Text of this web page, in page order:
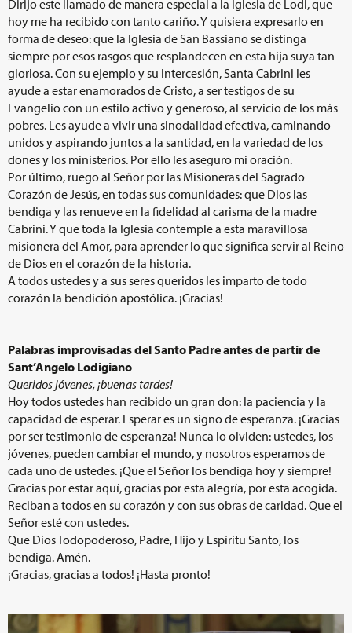
Dirijo este llamado de manera especial a la Iglesia de Lodi, que
hoy me ha recibido con tanto cariño. Y quisiera expresarlo en
forma de deseo: que la Iglesia de San Bassiano se distinga
siempre por esos rasgos que resplandecen en esta hija suya tan
gloriosa. Con su ejemplo y su intercesión, Santa Cabrini les
ayude a estar enamorados de Cristo, a ser testigos de su
Evangelio con un estilo activo y generoso, al servicio de los más
pobres. Les ayude a vivir una sinodalidad efectiva, caminando
unidos y aspirando juntos a la santidad, en la variedad de los
dones y los ministerios. Por ello les aseguro mi oración.
Por último, ruego al Señor por las Misioneras del Sagrado
Corazón de Jesús, en todas sus comunidades: que Dios las
bendiga y las renueve en la fidelidad al carisma de la madre
Cabrini. Y que toda la Iglesia contemple a esta maravillosa
misionera del Amor, para aprender lo que significa servir al Reino
de Dios en el corazón de la historia.
A todos ustedes y a sus seres queridos les imparto de todo
corazón la bendición apostólica. ¡Gracias!
Palabras improvisadas del Santo Padre antes de partir de
Sant’Angelo Lodigiano
Queridos jóvenes, ¡buenas tardes!
Hoy todos ustedes han recibido un gran don: la paciencia y la
capacidad de esperar. Esperar es un signo de esperanza. ¡Gracias
por ser testimonio de esperanza! Nunca lo olviden: ustedes, los
jóvenes, pueden cambiar el mundo, y nosotros esperamos de
cada uno de ustedes. ¡Que el Señor los bendiga hoy y siempre!
Gracias por estar aquí, gracias por esta alegría, por esta acogida.
Reciban a todos en su corazón y con sus obras de caridad. Que el
Señor esté con ustedes.
Que Dios Todopoderoso, Padre, Hijo y Espíritu Santo, los
bendiga. Amén.
¡Gracias, gracias a todos! ¡Hasta pronto!